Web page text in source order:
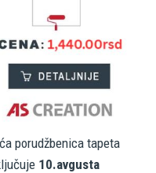
porudžbenica tapeta
10.avgusta